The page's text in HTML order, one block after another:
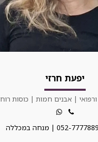
יפעת חרזי
ורפואי | אבנים חמות | כוסות רוח